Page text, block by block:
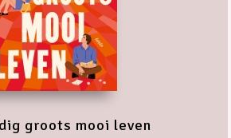
groots mooi leven